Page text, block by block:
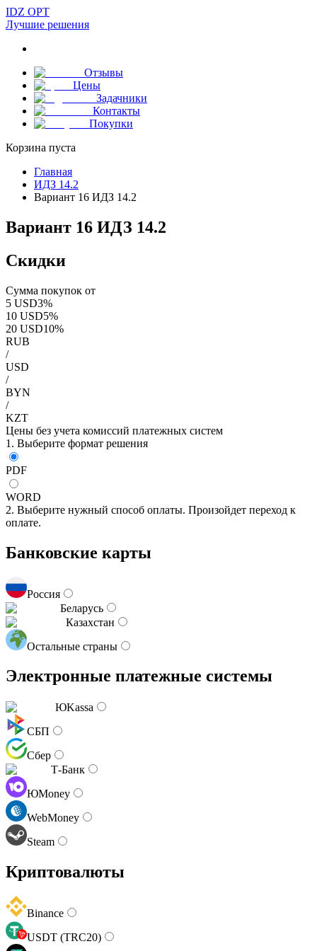
IDZ OPT
Лучшие решения
Отзывы
Цены
Задачники
Контакты
Покупки
Корзина пуста
Главная
ИДЗ 14.2
Вариант 16 ИДЗ 14.2
Вариант 16 ИДЗ 14.2
Скидки
Сумма покупок от
5 USD3%
10 USD5%
20 USD10%
RUB
/
USD
/
BYN
/
KZT
Цены без учета комиссий платежных систем
1. Выберите формат решения
PDF
WORD
2. Выберите нужный способ оплаты. Произойдет переход к
оплате.
Банковские карты
Россия
Беларусь
Казахстан
Остальные страны
Электронные платежные системы
ЮKassa
СБП
Сбер
Т-Банк
ЮMoney
WebMoney
Steam
Криптовалюты
Binance
USDT (TRC20)